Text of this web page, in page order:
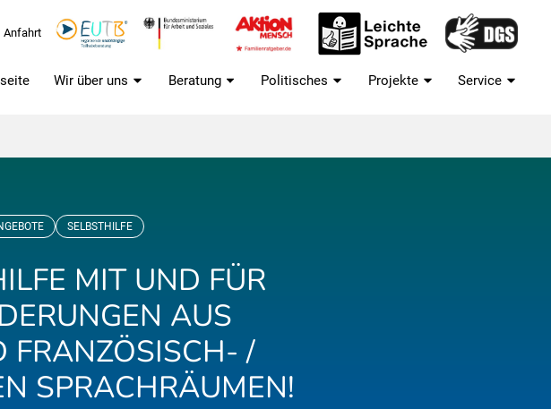
Anfahrt
Wir über uns Beratung Politisches Projekte Service
SELBSTHILFE
MIT UND FÜR
AUS
FRANZÖSISCH- /
SPRACHRÄUMEN!